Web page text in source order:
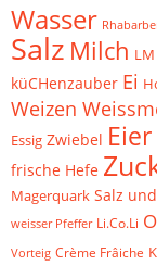
Wasser
Salz Milch LM
küCHenzauber Ei
Weizen
Essig Zwiebel Eier
frische Hefe
Magerquark Salz
weisser Pfeffer Li.Co.Li
Vorteig Crème Frâiche